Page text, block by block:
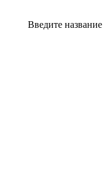
Введите название